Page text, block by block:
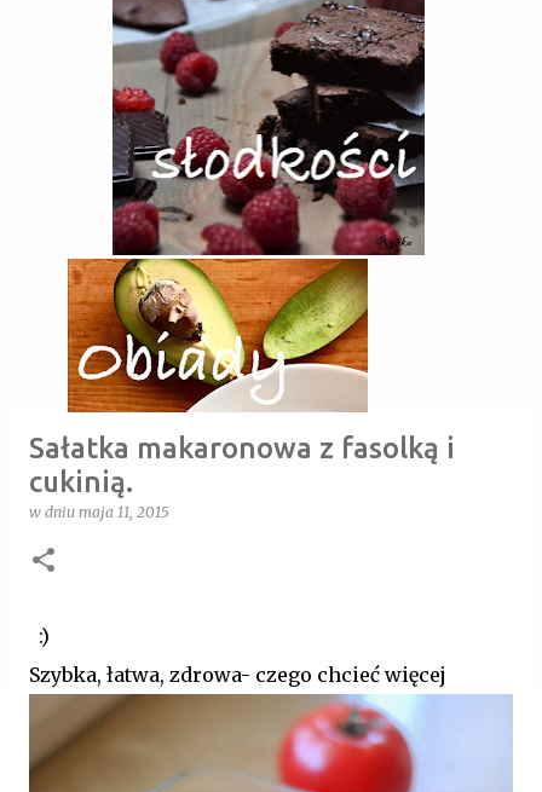
Sałatka makaronowa z fasolką i
cukinią.
w dniu maja 11, 2015
:)
Szybka, łatwa, zdrowa- czego chcieć więcej